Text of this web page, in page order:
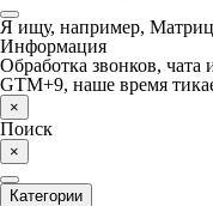
Я ищу, например,
Информация
Обработка звонков, чата
GTM+9, наше время
×
Поиск
×
Категории